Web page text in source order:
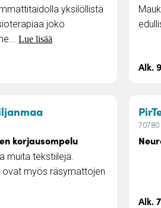
yksilöllistä
joko
Lue lisää
Alk.
– Vaatteiden ja
korjausompelu
muita tekstiilejä.
ovat myös räsymattojen
70780
Alk.